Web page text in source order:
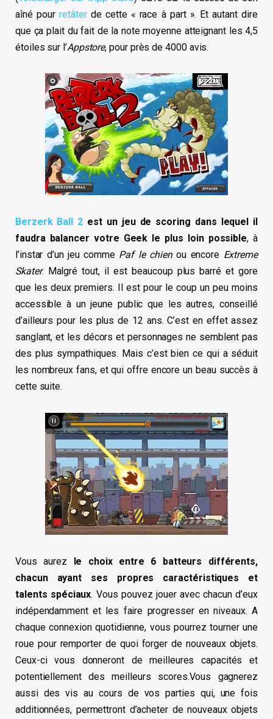
aîné pourretâterde cette « race à part ». Et autant dire
que ça plait du fait de la note moyenne atteignant les 4,5
étoiles sur l’Appstore, pour près de 4000 avis.
Berzerk Ball 2 est un jeu de scoring dans lequel il
faudra balancer votre Geek le plus loin possible, à
l’instar d’un jeu comme Paf le chienou encore Extreme
Skater. Malgré tout, il est beaucoup plus barré et gore
que les deux premiers. Il est pour le coup un peu moins
accessible à un jeune public que les autres, conseillé
d’ailleurs pour les plus de 12 ans. C’est en effet assez
sanglant, et les décors et personnages ne semblent pas
des plus sympathiques. Mais c’est bien ce qui a séduit
les nombreux fans, et qui offre encore un beau succès à
cette suite.
Vous aurez le choix entre 6 batteurs différents,
chacun ayant ses propres caractéristiques et
talents spéciaux. Vous pouvez jouer avec chacun d’eux
indépendamment et les faire progresser en niveaux. A
chaque connexion quotidienne, vous pourrez tourner une
roue pour remporter de quoi forger de nouveaux objets.
Ceux-ci vous donneront de meilleures capacités et
potentiellement des meilleurs scores.Vous gagnerez
aussi des vis au cours de vos parties qui, une fois
additionnées, permettront d’acheter de nouveaux objets